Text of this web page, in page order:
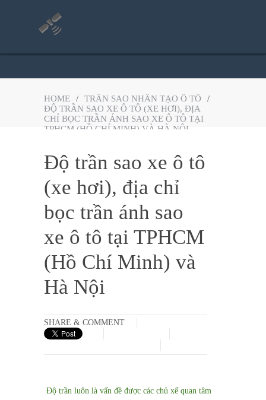
HOME / TRẦN SAO NHÂN TẠO Ô TÔ
/
ĐỘ TRẦN SAO XE Ô TÔ (XE HƠI), ĐỊA
CHỈ BỌC TRẦN ÁNH SAO XE Ô TÔ TẠI
TPHCM (HỒ CHÍ MINH) VÀ HÀ NỘI
Độ trần sao xe ô tô
(xe hơi), địa chỉ
bọc trần ánh sao
xe ô tô tại TPHCM
(Hồ Chí Minh) và
Hà Nội
SHARE & COMMENT
Độ trần luôn là vấn đề được các chủ xế quan tâm